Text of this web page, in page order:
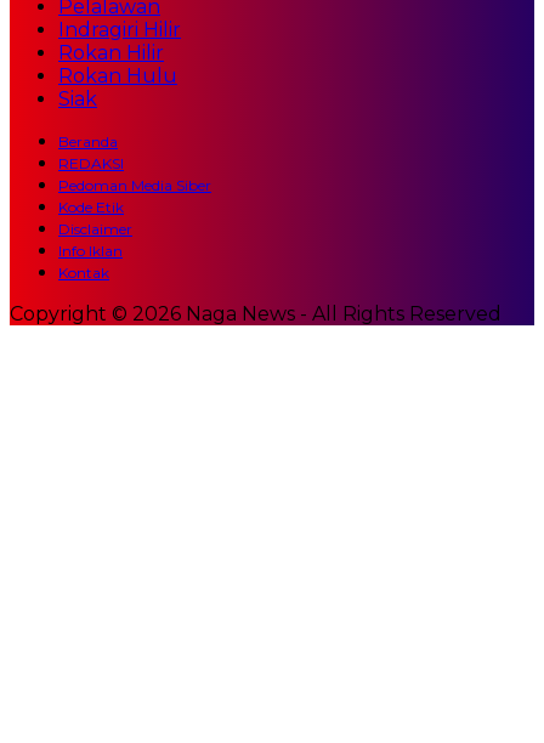
Pelalawan
Indragiri Hilir
Rokan Hilir
Rokan Hulu
Siak
Beranda
REDAKSI
Pedoman Media Siber
Kode Etik
Disclaimer
Info Iklan
Kontak
Copyright © 2026 Naga News - All Rights Reserved